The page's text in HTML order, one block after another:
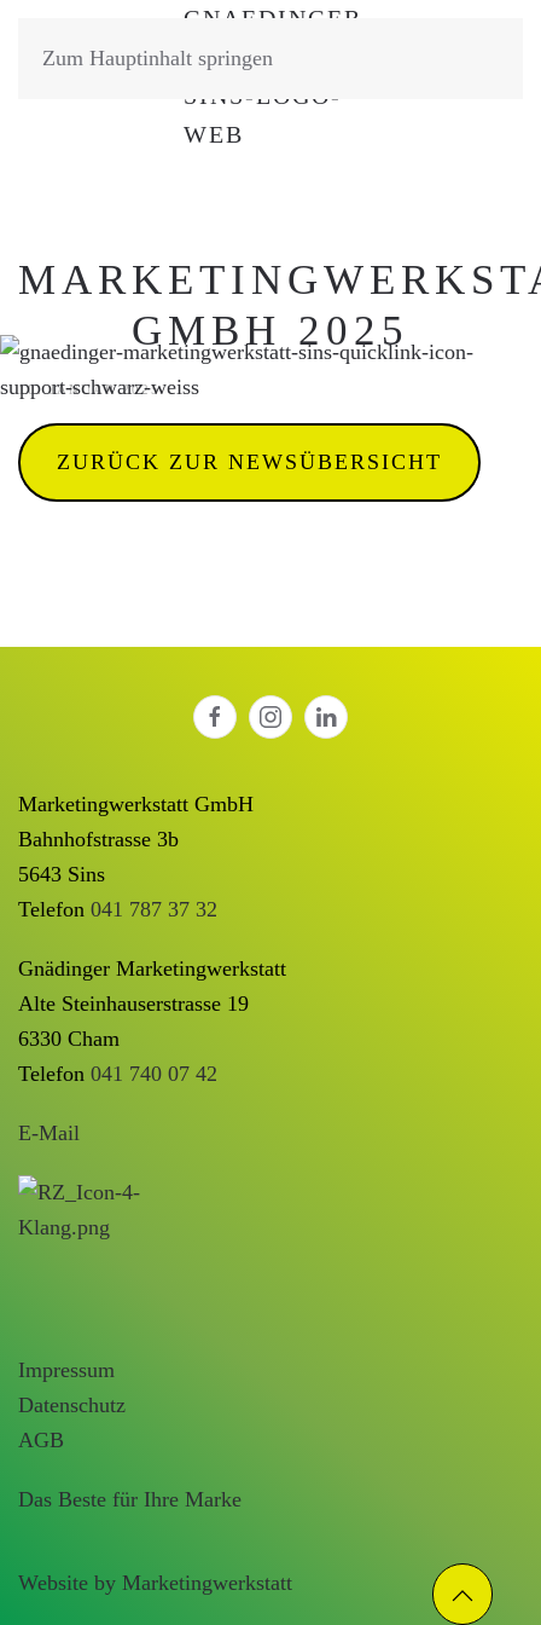
Zum Hauptinhalt springen
GMBH 2025
10. JANUAR 2025
ZURÜCK ZUR NEWSÜBERSICHT
Marketingwerkstatt GmbH
Bahnhofstrasse 3b
5643 Sins
Telefon 041 787 37 32
Gnädinger Marketingwerkstatt
Alte Steinhauserstrasse 19
6330 Cham
Telefon 041 740 07 42
E-Mail
Impressum
Datenschutz
AGB
Das Beste für Ihre Marke
Website by Marketingwerkstatt